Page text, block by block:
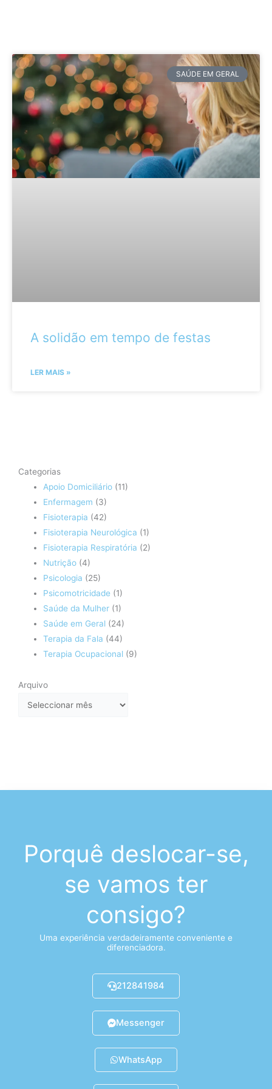
SAÚDE EM GERAL
A solidão em tempo de festas
LER MAIS »
Categorias
Apoio Domiciliário (11)
Enfermagem (3)
Fisioterapia (42)
Fisioterapia Neurológica (1)
Fisioterapia Respiratória (2)
Nutrição (4)
Psicologia (25)
Psicomotricidade (1)
Saúde da Mulher (1)
Saúde em Geral (24)
Terapia da Fala (44)
Terapia Ocupacional (9)
Arquivo
Arquivo
Porquê deslocar-se,
se vamos ter
consigo?
Uma experiência verdadeiramente conveniente e
diferenciadora.
212841984
Messenger
WhatsApp